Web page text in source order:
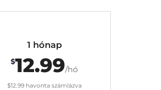
1 hónap
$12.99/hó
$12.99havonta számlázva